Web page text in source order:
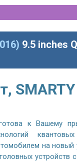
9.5 inches
к Вашему
на
устройств